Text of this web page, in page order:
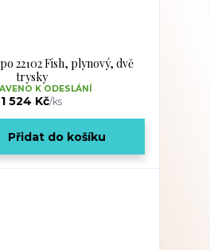
22102 Fish, plynový, dvě
trysky
1 524 Kč/ks
K ODESLÁNÍ
Přidat do košíku